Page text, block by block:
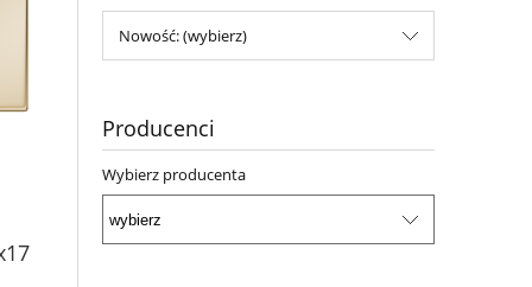
Nowość: (wybierz)
Producenci
Wybierz producenta